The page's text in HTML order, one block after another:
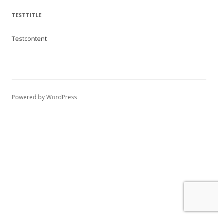
TESTTITLE
Testcontent
Powered by WordPress